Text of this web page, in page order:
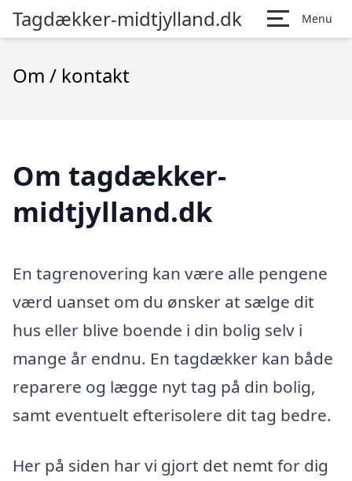
Tagdækker-midtjylland.dk Menu
Om / kontakt
Om tagdækker-
midtjylland.dk
En tagrenovering kan være alle pengene
værd uanset om du ønsker at sælge dit
hus eller blive boende i din bolig selv i
mange år endnu. En tagdækker kan både
reparere og lægge nyt tag på din bolig,
samt eventuelt efterisolere dit tag bedre.
Her på siden har vi gjort det nemt for dig